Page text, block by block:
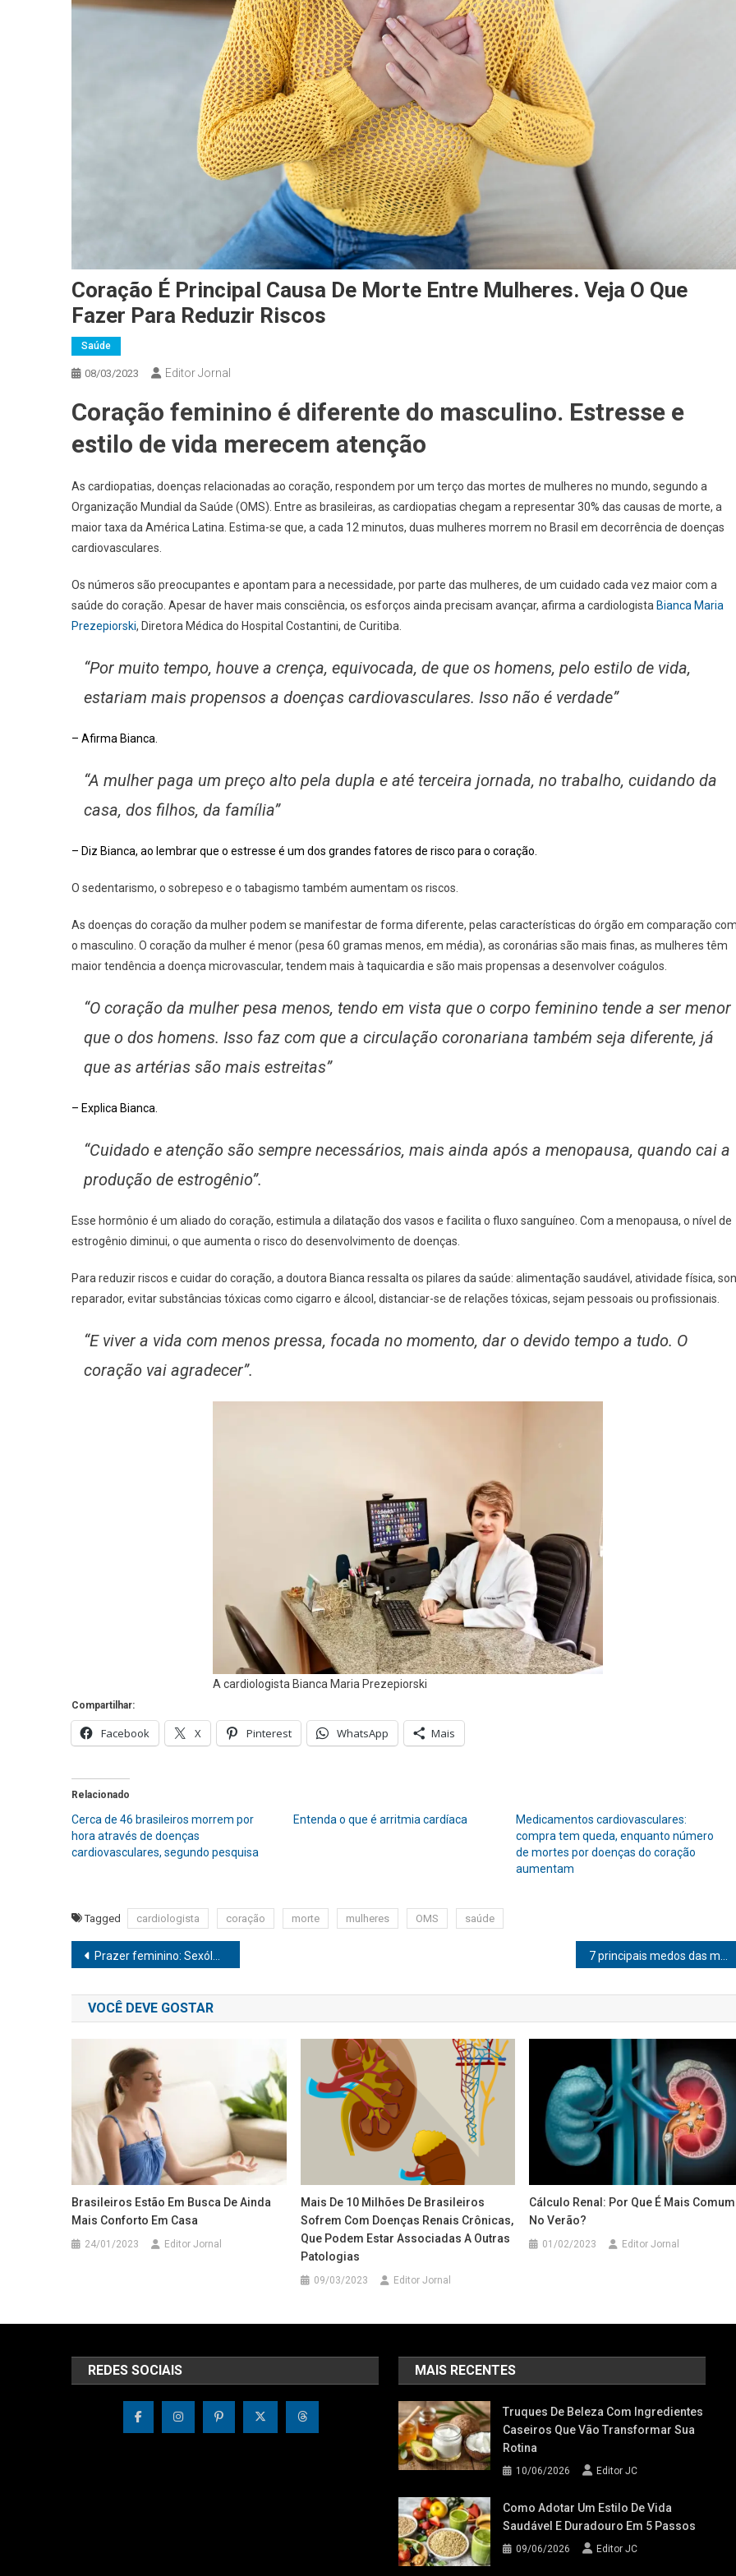
Coração É Principal Causa De Morte Entre Mulheres. Veja O Que
Fazer Para Reduzir Riscos
Saúde
08/03/2023 Editor Jornal
Coração feminino é diferente do masculino. Estresse e
estilo de vida merecem atenção
As cardiopatias, doenças relacionadas ao coração, respondem por um terço das mortes de mulheres no mundo, segundo a
Organização Mundial da Saúde (OMS). Entre as brasileiras, as cardiopatias chegam a representar 30% das causas de morte, a
maior taxa da América Latina. Estima-se que, a cada 12 minutos, duas mulheres morrem no Brasil em decorrência de doenças
cardiovasculares.
Os números são preocupantes e apontam para a necessidade, por parte das mulheres, de um cuidado cada vez maior com a
saúde do coração. Apesar de haver mais consciência, os esforços ainda precisam avançar, afirma a cardiologista Bianca Maria
Prezepiorski, Diretora Médica do Hospital Costantini, de Curitiba.
“Por muito tempo, houve a crença, equivocada, de que os homens, pelo estilo de vida,
estariam mais propensos a doenças cardiovasculares. Isso não é verdade”
– Afirma Bianca.
“A mulher paga um preço alto pela dupla e até terceira jornada, no trabalho, cuidando da
casa, dos filhos, da família”
– Diz Bianca, ao lembrar que o estresse é um dos grandes fatores de risco para o coração.
O sedentarismo, o sobrepeso e o tabagismo também aumentam os riscos.
As doenças do coração da mulher podem se manifestar de forma diferente, pelas características do órgão em comparação
o masculino. O coração da mulher é menor (pesa 60 gramas menos, em média), as coronárias são mais finas, as mulheres têm
maior tendência a doença microvascular, tendem mais à taquicardia e são mais propensas a desenvolver coágulos.
“O coração da mulher pesa menos, tendo em vista que o corpo feminino tende a ser menor
que o dos homens. Isso faz com que a circulação coronariana também seja diferente, já
que as artérias são mais estreitas”
– Explica Bianca.
“Cuidado e atenção são sempre necessários, mais ainda após a menopausa, quando cai a
produção de estrogênio”.
Esse hormônio é um aliado do coração, estimula a dilatação dos vasos e facilita o fluxo sanguíneo. Com a menopausa, o nível de
estrogênio diminui, o que aumenta o risco do desenvolvimento de doenças.
Para reduzir riscos e cuidar do coração, a doutora Bianca ressalta os pilares da saúde: alimentação saudável, atividade física,
reparador, evitar substâncias tóxicas como cigarro e álcool, distanciar-se de relações tóxicas, sejam pessoais ou profissionais.
“E viver a vida com menos pressa, focada no momento, dar o devido tempo a tudo. O
coração vai agradecer”.
A cardiologista Bianca Maria Prezepiorski
Compartilhar:
Facebook X Pinterest WhatsApp Mais
Relacionado
Cerca de 46 brasileiros morrem por
hora através de doenças
cardiovasculares, segundo pesquisa
Entenda o que é arritmia cardíaca
Medicamentos cardiovasculares:
compra tem queda, enquanto número
de mortes por doenças do coração
aumentam
Tagged cardiologista coração morte mulheres OMS saúde
Navegação
de
Post
Prazer feminino: Sexóloga afirma que ele começa com autocuidado e aceitação do corpo!
VOCÊ DEVE GOSTAR
Brasileiros Estão Em Busca De Ainda
Mais Conforto Em Casa
24/01/2023 Editor Jornal
Mais De 10 Milhões De Brasileiros
Sofrem Com Doenças Renais Crônicas,
Que Podem Estar Associadas A Outras
Patologias
09/03/2023 Editor Jornal
Cálculo Renal: Por Que É Mais Comum
No Verão?
01/02/2023 Editor Jornal
REDES SOCIAIS MAIS RECENTES
Truques De Beleza Com Ingredientes
Caseiros Que Vão Transformar Sua
Rotina
10/06/2026 Editor JC
Como Adotar Um Estilo De Vida
Saudável E Duradouro Em 5 Passos
09/06/2026 Editor JC